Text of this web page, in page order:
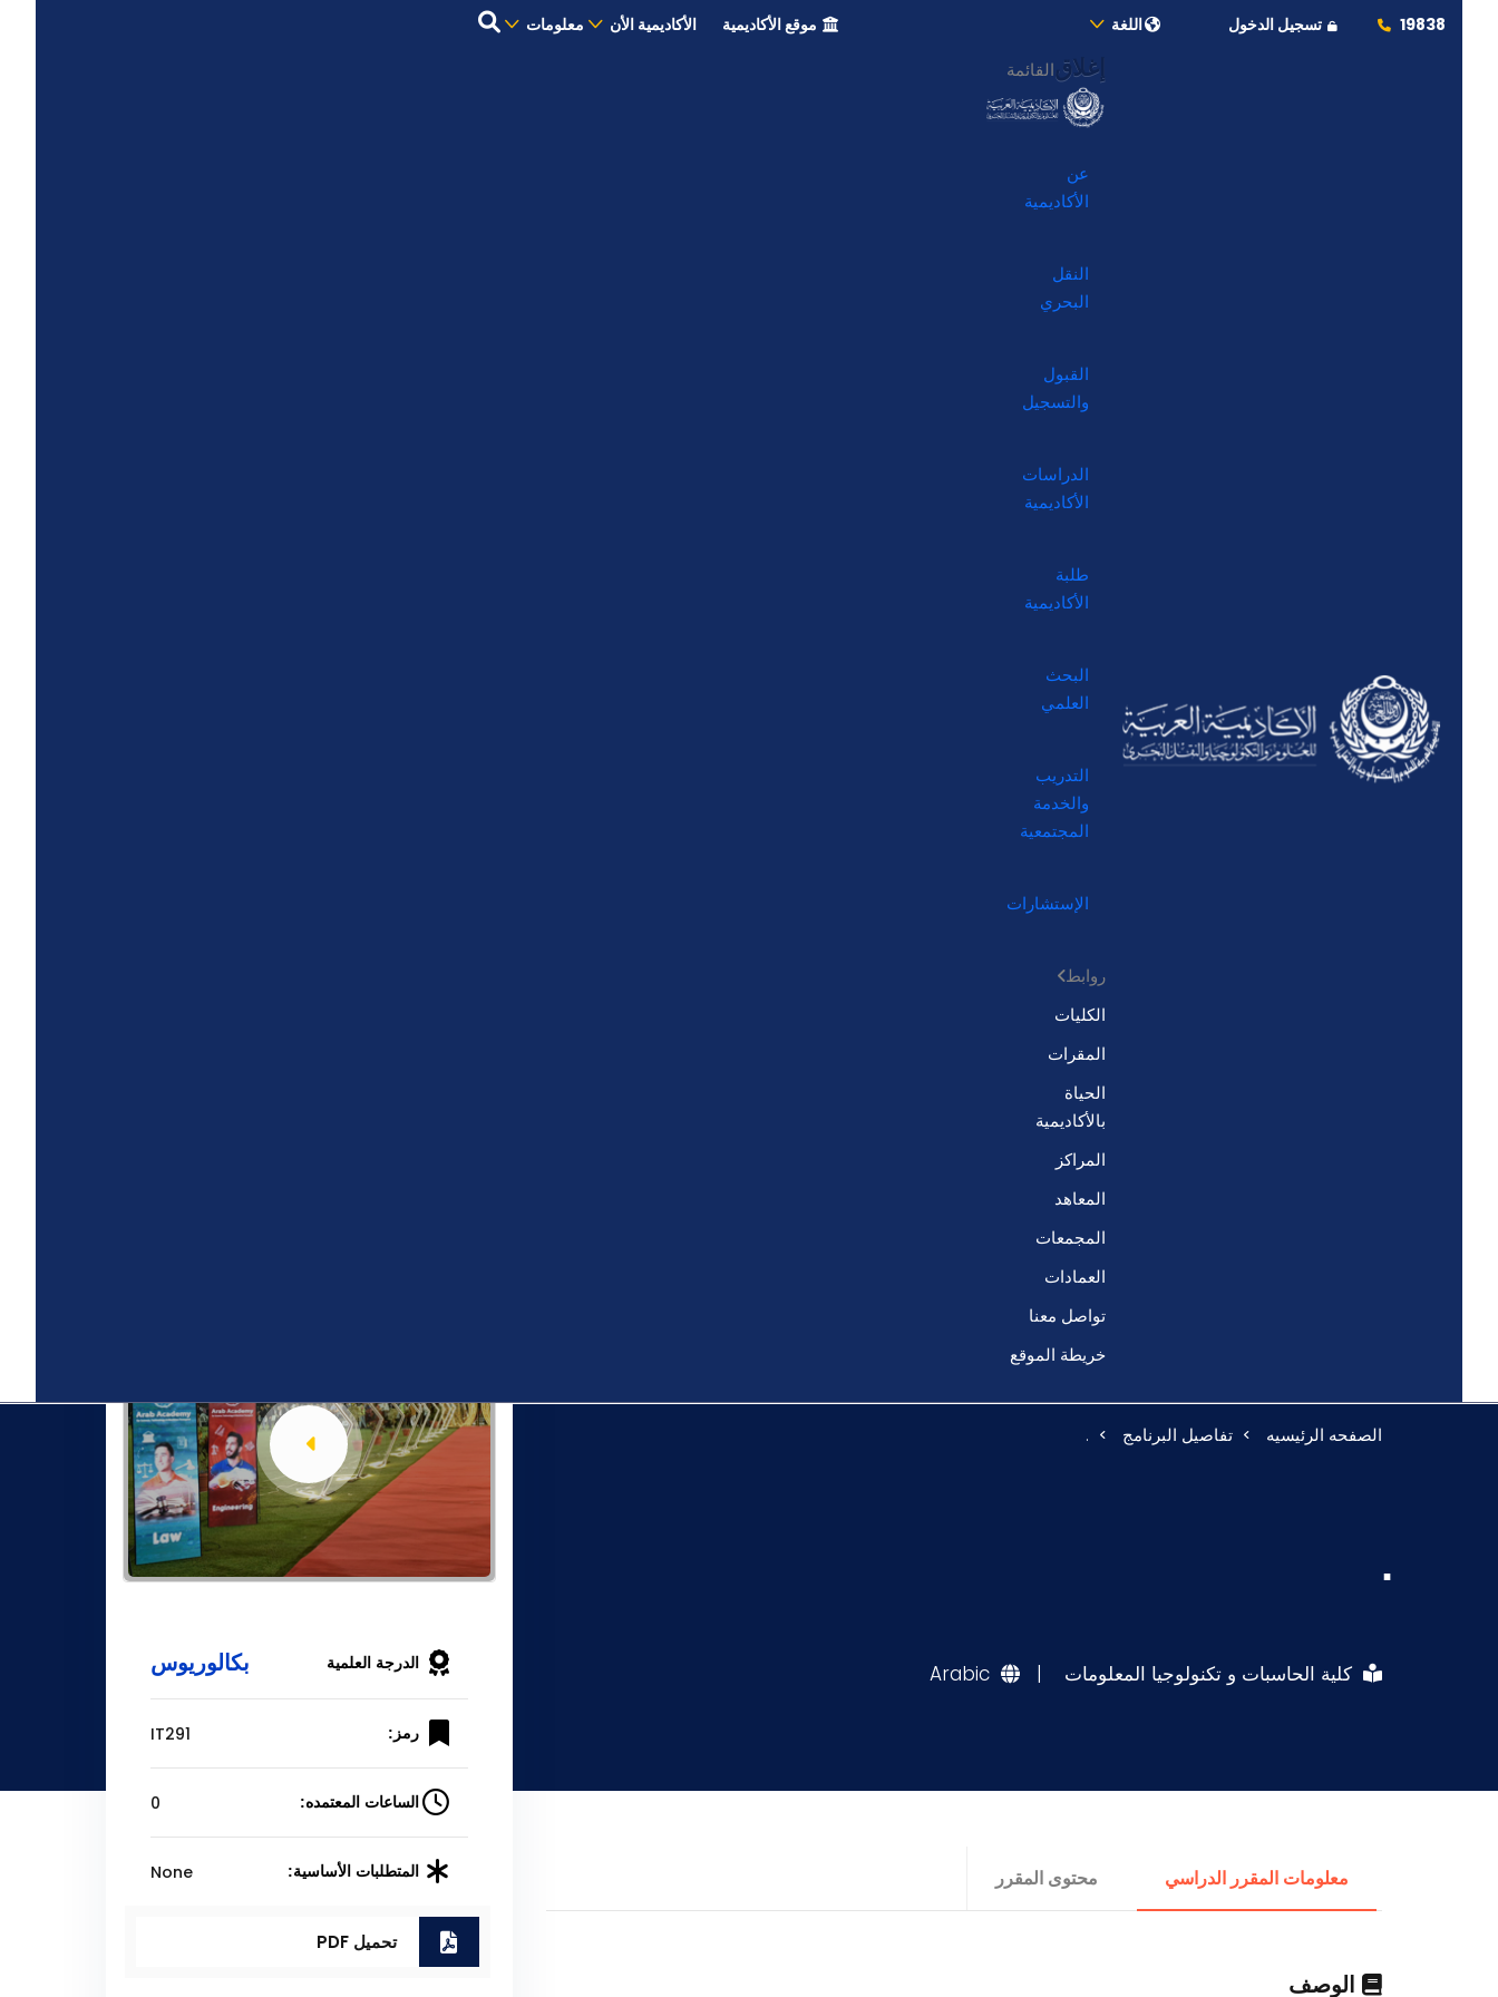
19838 تسجيل الدخول اللغة موقع الأكاديمية الأكاديمية الأن معلومات
إغلاق القائمة
عن
الأكاديمية
النقل
البحري
القبول
والتسجيل
الدراسات
الأكاديمية
طلبة
الأكاديمية
البحث
العلمي
التدريب
والخدمة
المجتمعية
الإستشارات
روابط
الكليات
المقرات
الحياة
بالأكاديمية
المراكز
المعاهد
المجمعات
العمادات
تواصل معنا
خريطة الموقع
الصفحه الرئيسيه تفاصيل البرنامج .
.
كلية الحاسبات و تكنولوجيا المعلومات |
Arabic
معلومات المقرر الدراسي محتوى المقرر
الوصف
الدرجة العلمية بكالوريوس
رمز: IT291
الساعات المعتمده: 0
المتطلبات الأساسية: None
تحميل PDF